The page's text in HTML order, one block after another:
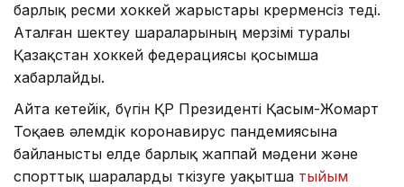
барлық ресми хоккей жарыстары көрерменсіз өтеді.
Аталған шектеу шараларының мерзімі туралы
Қазақстан хоккей федерациясы қосымша
хабарлайды.
Айта кетейік, бүгін ҚР Президенті Қасым-Жомарт
Тоқаев әлемдік коронавирус пандемиясына
байланысты елде барлық жаппай мәдени және
спорттық шараларды өткізуге уақытша тыйым